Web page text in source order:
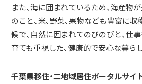
また、海に囲まれているため、海産物
のこと、米、野菜、果物なども豊富に
候で、自然に囲まれてのびのびと、仕
育ても重視した、健康的で安心な暮ら
千葉県移住・二地域居住ポータルサイ